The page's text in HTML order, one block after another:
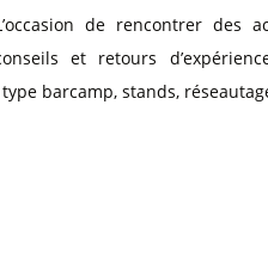
de rencontrer des
et retours
barcamp, stands,